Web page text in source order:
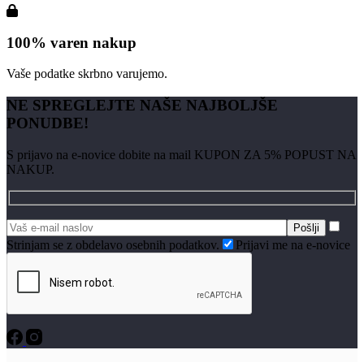
100% varen nakup
Vaše podatke skrbno varujemo.
NE SPREGLEJTE NAŠE NAJBOLJŠE
PONUDBE!
S prijavo na e-novice dobite na mail KUPON ZA 5% POPUST NA
NAKUP.
Strinjam se z obdelavo osebnih podatkov. Prijavi me na e-novice